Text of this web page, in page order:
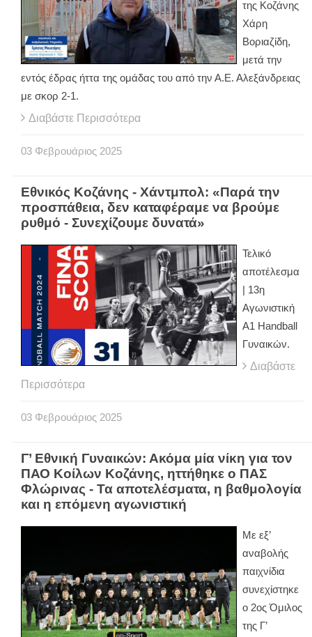
της Κοζάνης
Χάρη
Βοριαζίδη,
μετά την
εντός έδρας ήττα της ομάδας του από την Α.Ε. Αλεξάνδρειας
με σκορ 2-1.
Διαβάστε Περισσότερα
03 Φεβρουάριος 2025
Εθνικός Κοζάνης - Χάντμπολ: «Παρά την
προσπάθεια, δεν καταφέραμε να βρούμε
ρυθμό - Συνεχίζουμε δυνατά»
Τελικό
αποτέλεσμα
| 13η
Αγωνιστική
Α1 Handball
Γυναικών.
Διαβάστε
Περισσότερα
03 Φεβρουάριος 2025
Γ’ Εθνική Γυναικών: Ακόμα μία νίκη για τον
ΠΑΟ Κοίλων Κοζάνης, ηττήθηκε ο ΠΑΣ
Φλώρινας - Τα αποτελέσματα, η βαθμολογία
και η επόμενη αγωνιστική
Με εξ’
αναβολής
παιχνίδια
συνεχίστηκε
ο 2ος Όμιλος
της Γ’